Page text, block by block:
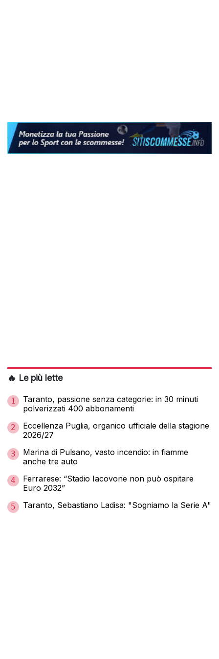
🔥 Le più lette
1
Taranto, passione senza categorie: in 30 minuti
polverizzati 400 abbonamenti
2
Eccellenza Puglia, organico ufficiale della stagione
2026/27
3
Marina di Pulsano, vasto incendio: in fiamme
anche tre auto
4
Ferrarese: “Stadio Iacovone non può ospitare
Euro 2032”
5 Taranto, Sebastiano Ladisa: "Sogniamo la Serie A"